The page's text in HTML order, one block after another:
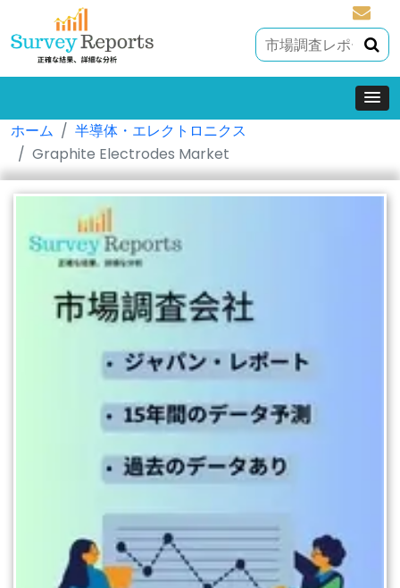
ホーム
半導体・エレクトロニクス
Graphite Electrodes Market